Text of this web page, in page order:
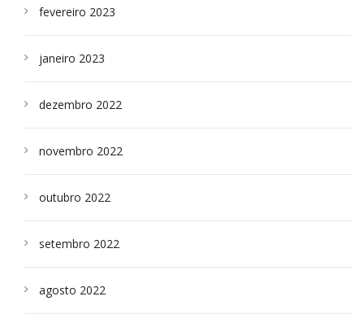
fevereiro 2023
janeiro 2023
dezembro 2022
novembro 2022
outubro 2022
setembro 2022
agosto 2022